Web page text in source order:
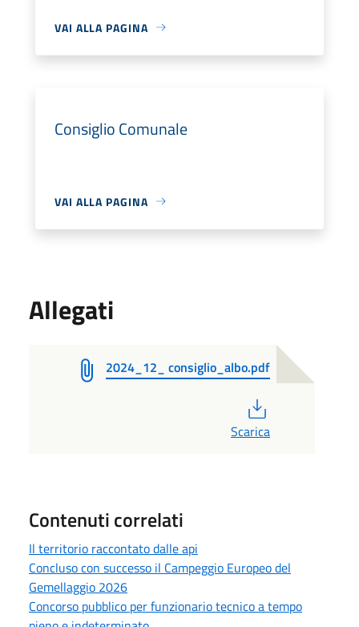
VAI ALLA PAGINA
Consiglio Comunale
VAI ALLA PAGINA
Allegati
2024_12_ consiglio_albo.pdf
Scarica
Contenuti correlati
Il territorio raccontato dalle api
Concluso con successo il Campeggio Europeo del
Gemellaggio 2026
Concorso pubblico per funzionario tecnico a tempo